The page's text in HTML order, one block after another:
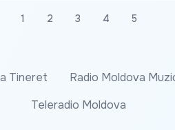
1 2 3 4 5
Tineret Radio Moldova
Teleradio Moldova